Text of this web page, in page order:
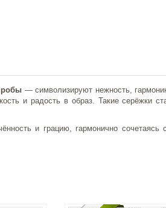
— символизируют нежность,
и радость в образ. Такие серёжки
и грацию, гармонично сочетаясь